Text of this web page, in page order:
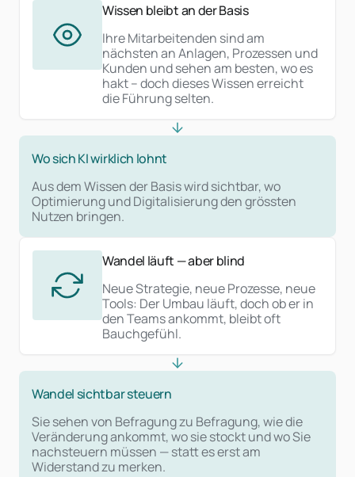
Wissen bleibt an der Basis
Ihre Mitarbeitenden sind am
nächsten an Anlagen, Prozessen und
Kunden und sehen am besten, wo es
hakt – doch dieses Wissen erreicht
die Führung selten.
Wo sich KI wirklich lohnt
Aus dem Wissen der Basis wird sichtbar, wo
Optimierung und Digitalisierung den grössten
Nutzen bringen.
Wandel läuft — aber blind
Neue Strategie, neue Prozesse, neue
Tools: Der Umbau läuft, doch ob er in
den Teams ankommt, bleibt oft
Bauchgefühl.
Wandel sichtbar steuern
Sie sehen von Befragung zu Befragung, wie die
Veränderung ankommt, wo sie stockt und wo Sie
nachsteuern müssen — statt es erst am
Widerstand zu merken.